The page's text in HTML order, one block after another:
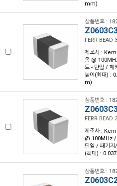
mm)
상품번호 :
FERR BEAD
제조사 :
옴 @
드 - 단일 / 패
높이(최대) :
m)
상품번호 :
FERR BEAD
제조사 :
@ 100MHz /
단일 / 패키
(최대) :
상품번호 :